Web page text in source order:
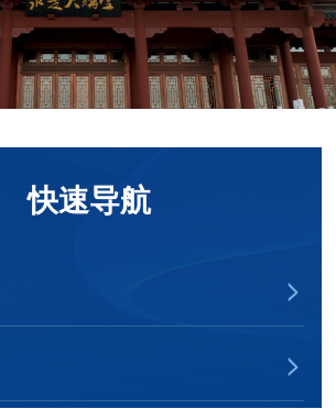
快速导航